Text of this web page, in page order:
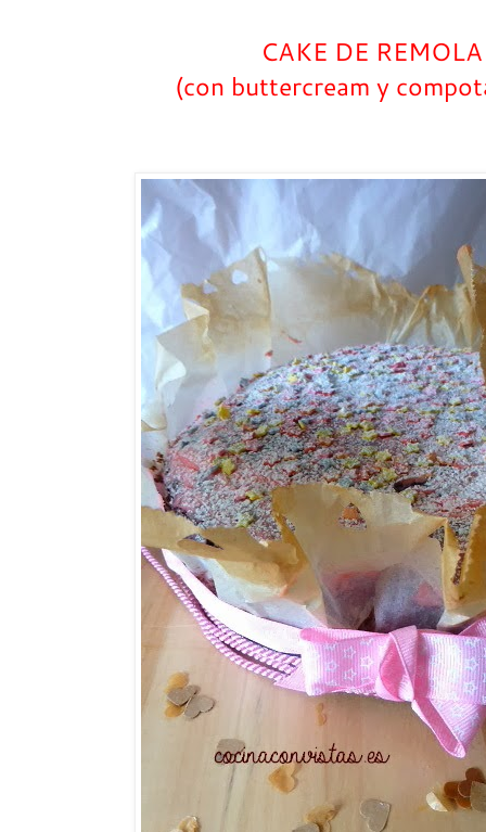
CAKE DE
(con buttercream y